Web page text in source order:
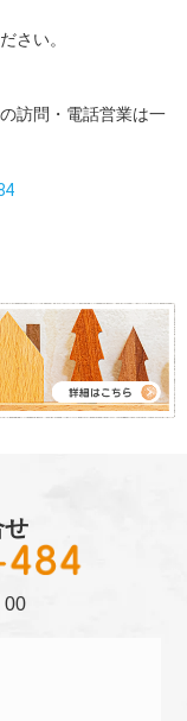
さい。
訪問・電話営業は一
せ
00